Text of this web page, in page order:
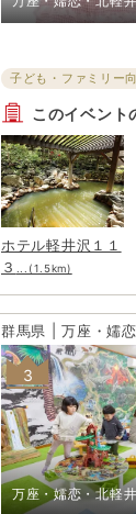
子ども・ファミリー
このイベント
ホテル軽井沢１１
３
...(1.5km)
群馬県 | 万座・嬬
3
万座・嬬恋・北軽